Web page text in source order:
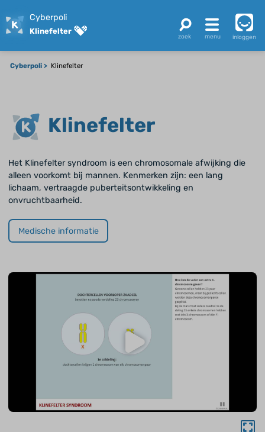
Cyberpoli
Klinefelter
inloggen
Cyberpoli Klinefelter
Klinefelter
Het Klinefelter syndroom is een chromosomale afwijking die
alleen voorkomt bij mannen. Kenmerken zijn: een lang
lichaam, vertraagde puberteitsontwikkeling en
onvruchtbaarheid.
Medische informatie